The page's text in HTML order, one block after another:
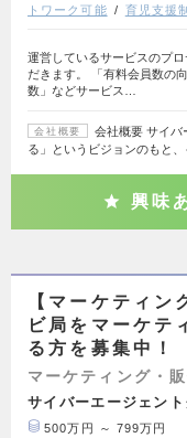
トワーク可能
育児支援
運営しているサービスのプ
だきます。 「有料会員数の
数」などサービス…
会社概要
会社概要 サイバ
る」というビジョンのもと
興味
【マーケティ
ビ局をマーケテ
る方を募集中！
マーケティング・
サイバーエージェン
500万円 ～ 799万円